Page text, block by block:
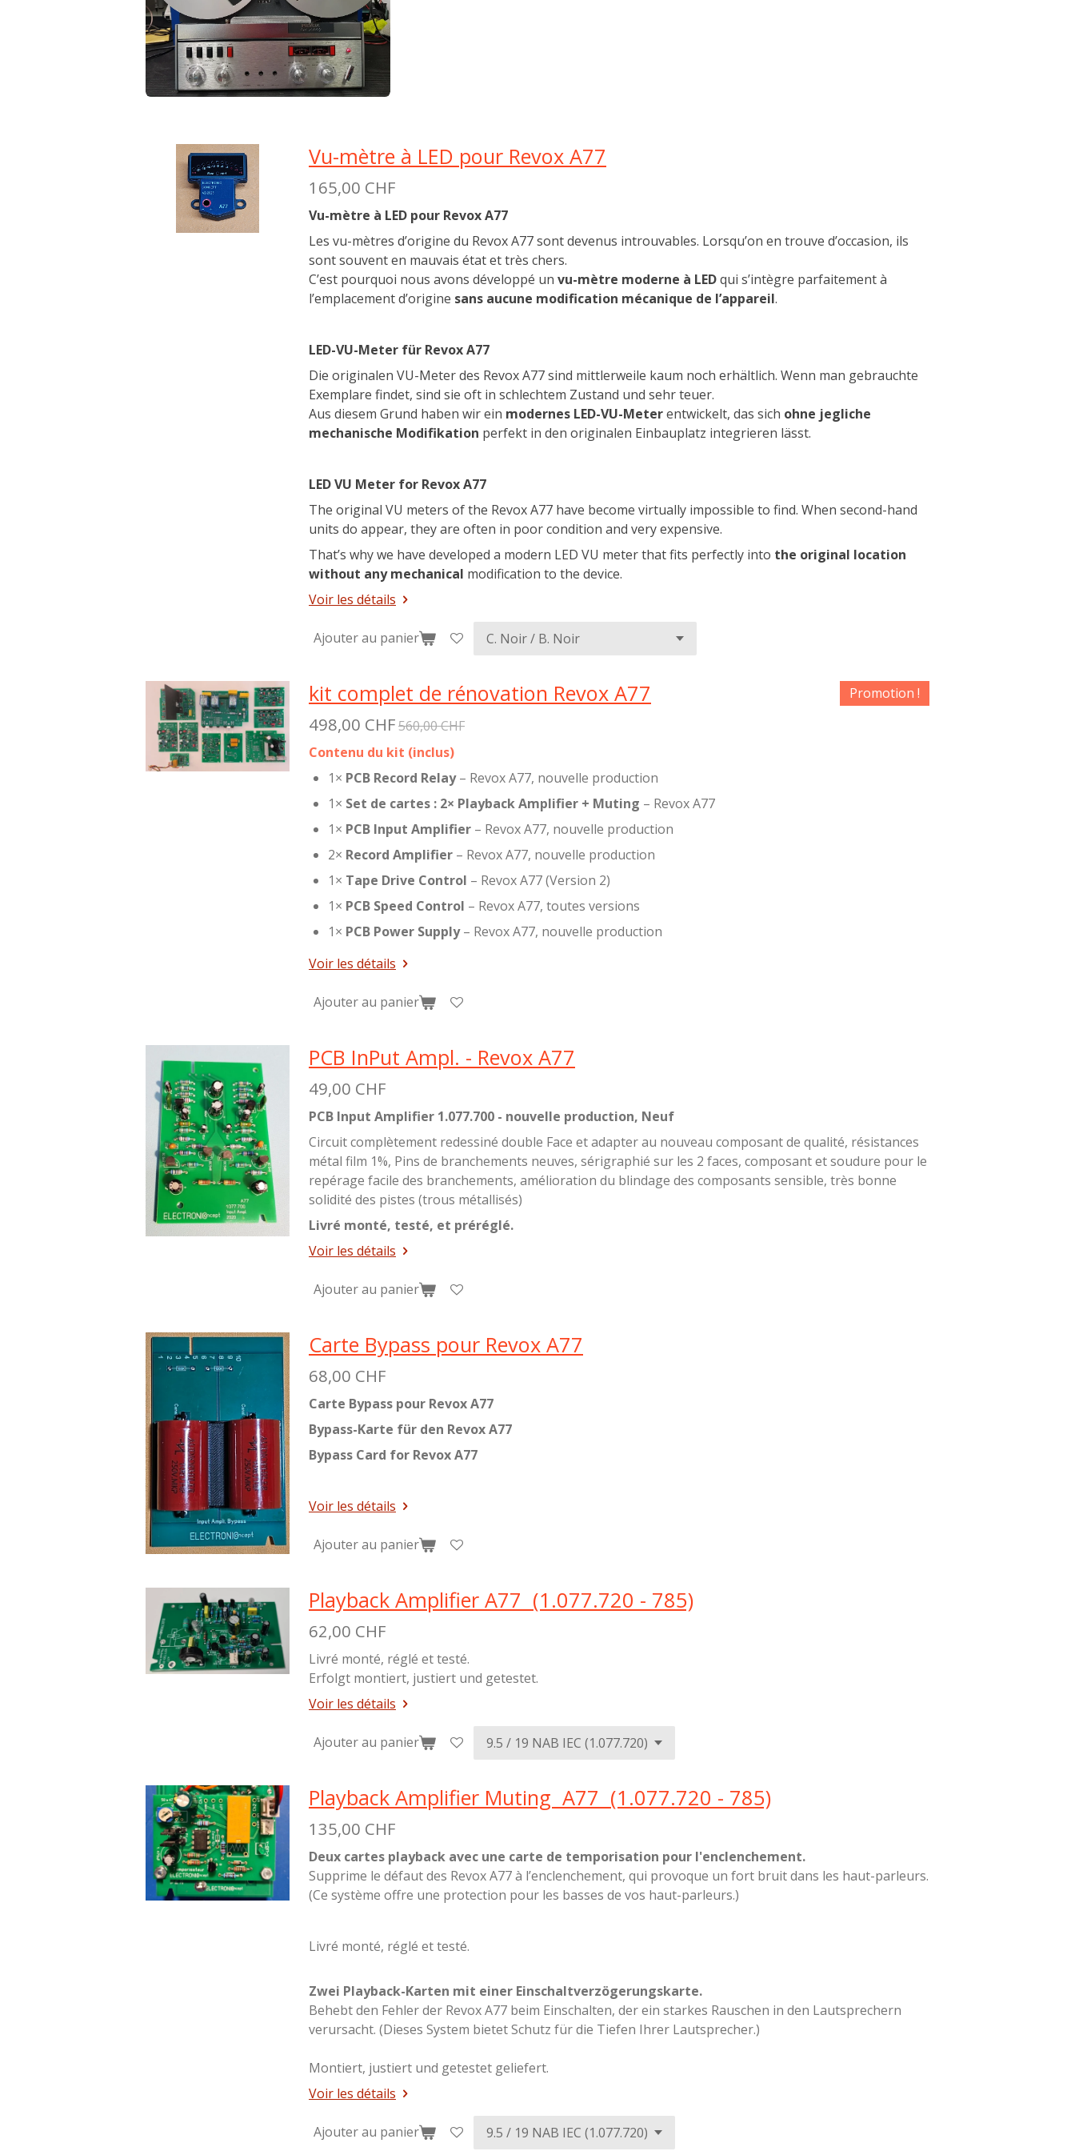
Vu-mètre à LED pour Revox A77
165,00 CHF
Vu-mètre à LED pour Revox A77
Les vu-mètres d’origine du Revox A77 sont devenus introuvables. Lorsqu’on en trouve d’occasion, ils
sont souvent en mauvais état et très chers.
C’est pourquoi nous avons développé un vu-mètre moderne à LEDqui s’intègre parfaitement à
l’emplacement d’origine sans aucune modification mécanique de l’appareil.
LED-VU-Meter für Revox A77
Die originalen VU-Meter des Revox A77 sind mittlerweile kaum noch erhältlich. Wenn man gebrauchte
Exemplare findet, sind sie oft in schlechtem Zustand und sehr teuer.
Aus diesem Grund haben wir ein modernes LED-VU-Meterentwickelt, das sich ohne jegliche
mechanische Modifikation perfekt in den originalen Einbauplatz integrieren lässt.
LED VU Meter for Revox A77
The original VU meters of the Revox A77 have become virtually impossible to find. When second-hand
units do appear, they are often in poor condition and very expensive.
That’s why we have developed a modern LED VU meter that fits perfectly into the original location
without any mechanical modification to the device.
Voir les détails
Ajouter au panier
Promotion !
kit complet de rénovation Revox A77
498,00 CHF560,00 CHF
Contenu du kit (inclus)
1× PCB Record Relay– Revox A77, nouvelle production
1× Set de cartes : 2× Playback Amplifier + Muting – Revox A77
1× PCB Input Amplifier – Revox A77, nouvelle production
2× Record Amplifier – Revox A77, nouvelle production
1× Tape Drive Control – Revox A77 (Version 2)
1× PCB Speed Control – Revox A77, toutes versions
1× PCB Power Supply– Revox A77, nouvelle production
Voir les détails
Ajouter au panier
PCB InPut Ampl. - Revox A77
49,00 CHF
PCB Input Amplifier 1.077.700 - nouvelle production, Neuf
Circuit complètement redessiné double Face et adapter au nouveau composant de qualité, résistances
métal film 1%, Pins de branchements neuves, sérigraphié sur les 2 faces, composant et soudure pour le
repérage facile des branchements, amélioration du blindage des composants sensible, très bonne
solidité des pistes (trous métallisés)
Livré monté, testé, et préréglé.
Voir les détails
Ajouter au panier
Carte Bypass pour Revox A77
68,00 CHF
Carte Bypass pour Revox A77
Bypass-Karte für den Revox A77
Bypass Card for Revox A77
Voir les détails
Ajouter au panier
Playback Amplifier A77 (1.077.720 - 785)
62,00 CHF
Livré monté, réglé et testé.
Erfolgt montiert, justiert und getestet.
Voir les détails
Ajouter au panier
Playback Amplifier Muting A77 (1.077.720 - 785)
135,00 CHF
Deux cartes playback avec une carte de temporisation pour l'enclenchement.
Supprime le défaut des Revox A77 à l’enclenchement, qui provoque un fort bruit dans les haut-parleurs.
(Ce système offre une protection pour les basses de vos haut-parleurs.)
Livré monté, réglé et testé.
Zwei Playback-Karten mit einer Einschaltverzögerungskarte.
Behebt den Fehler der Revox A77 beim Einschalten, der ein starkes Rauschen in den Lautsprechern
verursacht. (Dieses System bietet Schutz für die Tiefen Ihrer Lautsprecher.)
Montiert, justiert und getestet geliefert.
Voir les détails
Ajouter au panier